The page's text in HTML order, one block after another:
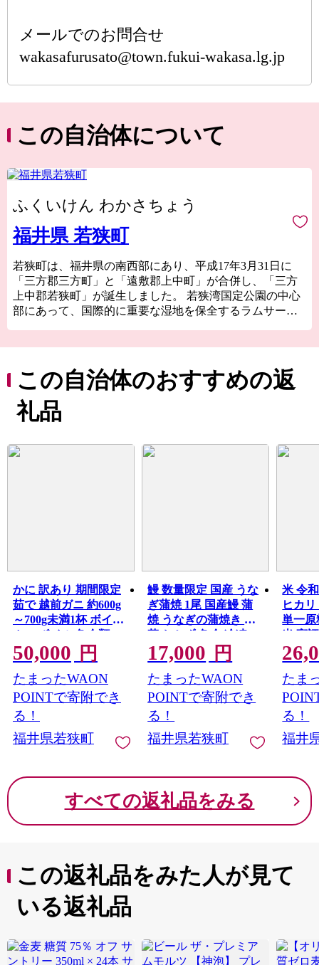
メールでのお問合せ
wakasafurusato@town.fukui-wakasa.lg.jp
この自治体について
ふくいけん わかさちょう
福井県 若狭町
若狭町は、福井県の南西部にあり、平成17年3月31日に
「三方郡三方町」と「遠敷郡上中町」が合併し、「三方
上中郡若狭町」が誕生しました。 若狭湾国定公園の中心
部にあって、国際的に重要な湿地を保全するラムサール
代にまでさかのぼり、「縄文遺跡」や「古墳」が数多く
点在。国道303号は、かつて日本海と畿内を結ぶ「若狭街
道」として多くの物や文化が行き交い、街道に沿って栄
えた宿場町「熊川宿」は国の重要伝統的建造物群に選定
どの果物栽培が盛んなほか、民宿や旅館もあり、観光に
も力を入れています。
この自治体のおすすめの返
礼品
かに 訳あり 期間限定
茹で 越前ガニ 約600g
～700g未満1杯 ボイル
カニ ボイル 魚介類
50,000 円
たまったWAON
POINTで寄附でき
る！
福井県若狭町
鰻 数量限定 国産 うな
ぎ蒲焼 1尾 国産鰻 蒲
焼 うなぎの蒲焼き 惣
菜 おかず 魚介 冷凍
17,000 円
たまったWAON
POINTで寄附でき
る！
福井県若狭町
米 令
ヒカ
単一原
米 高
たま
る！
福井
すべての返礼品をみる
この返礼品をみた人が見て
いる返礼品